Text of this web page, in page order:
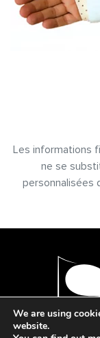
Les informations
ne se
personnalisées
We are using
website.